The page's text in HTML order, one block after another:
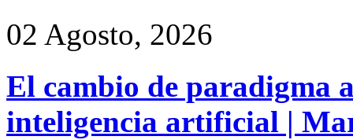
02 Agosto, 2026
El cambio de paradigma
inteligencia artificial |